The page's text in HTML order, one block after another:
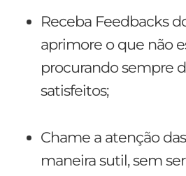
Receba Feedbacks
aprimore o que não
procurando sempre
satisfeitos;
Chame a atenção
maneira sutil, sem